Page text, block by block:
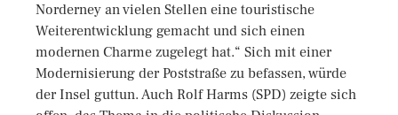
Norderney an vielen Stellen eine touristische
Weiterentwicklung gemacht und sich einen
modernen Charme zugelegt hat.“ Sich mit einer
Modernisierung der Poststraße zu befassen, würde
der Insel guttun. Auch Rolf Harms (SPD) zeigte sich